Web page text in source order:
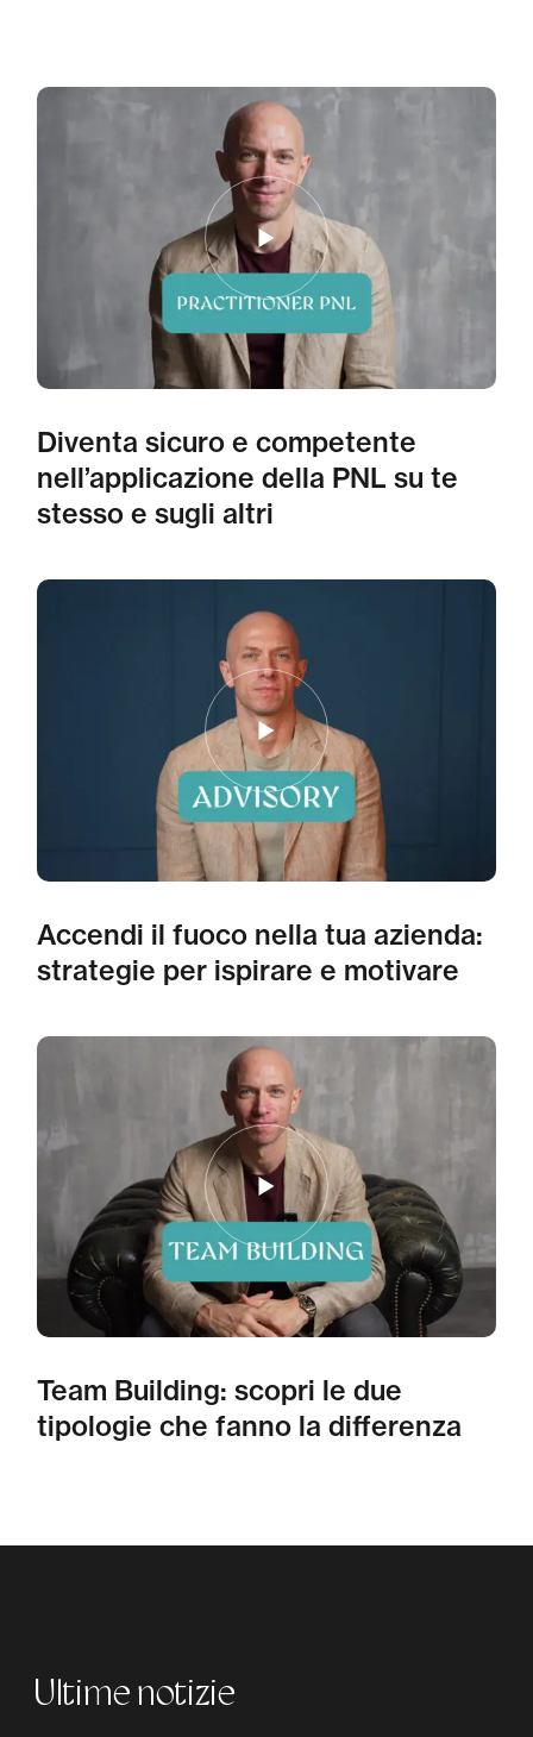
Diventa sicuro e competente
nell’applicazione della PNL su te
stesso e sugli altri
Accendi il fuoco nella tua azienda:
strategie per ispirare e motivare
Team Building: scopri le due
tipologie che fanno la differenza
Ultime notizie